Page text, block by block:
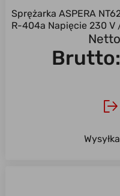
Sprężarka ASPERA
R-404a Napięcie 230 V
Brutto: